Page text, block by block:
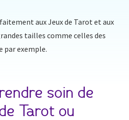
aux Jeux de Tarot et aux
tailles comme celles des
par exemple.
soin de
Tarot ou